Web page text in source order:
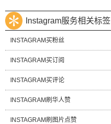
Instagram服务相关标签
INSTAGRAM买粉丝
INSTAGRAM买订阅
INSTAGRAM买评论
INSTAGRAM刷华人赞
INSTAGRAM刷图片点赞